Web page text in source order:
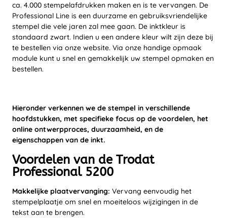
ca. 4.000 stempelafdrukken maken en is te vervangen. De
Professional Line is een duurzame en gebruiksvriendelijke
stempel die vele jaren zal mee gaan. De inktkleur is
standaard zwart. Indien u een andere kleur wilt zijn deze bij
te bestellen via onze website. Via onze handige opmaak
module kunt u snel en gemakkelijk uw stempel opmaken en
bestellen.
Hieronder verkennen we de stempel in verschillende
hoofdstukken, met specifieke focus op de voordelen, het
online ontwerpproces, duurzaamheid, en de
eigenschappen van de inkt.
Voordelen van de Trodat
Professional 5200
Makkelijke plaatvervanging: Vervang eenvoudig het
stempelplaatje om snel en moeiteloos wijzigingen in de
tekst aan te brengen.